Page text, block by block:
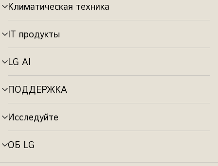
Климатическая техника
Переключатель
меню
IT продукты
Переключатель
меню
LG AI
Переключатель
меню
ПОДДЕРЖКА
Переключатель
меню
Исследуйте
Переключатель
меню
ОБ LG
Переключатель